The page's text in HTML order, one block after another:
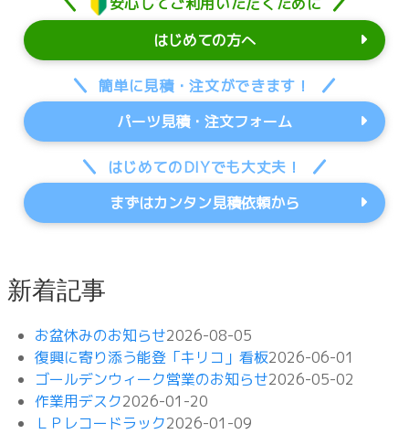
はじめての方へ
簡単に見積・注文ができます！
パーツ見積・注文フォーム
はじめてのDIYでも大丈夫！
まずはカンタン見積依頼から
新着記事
お盆休みのお知らせ2026-08-05
復興に寄り添う能登「キリコ」看板2026-06-01
ゴールデンウィーク営業のお知らせ2026-05-02
作業用デスク2026-01-20
ＬＰレコードラック2026-01-09